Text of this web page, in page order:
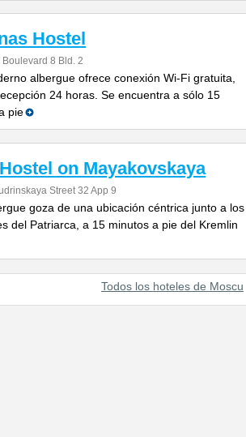
Hostel
Boulevard 8 Bld. 2
albergue ofrece conexión Wi-Fi gratuita,
24 horas. Se encuentra a sólo 15
pie
on Mayakovskaya
Street 32 App 9
goza de una ubicación céntrica junto a los
del Patriarca, a 15 minutos a pie del Kremlin
Todos los hoteles de Moscu